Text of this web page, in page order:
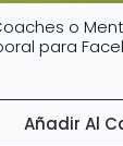
o
para
Añadir Al